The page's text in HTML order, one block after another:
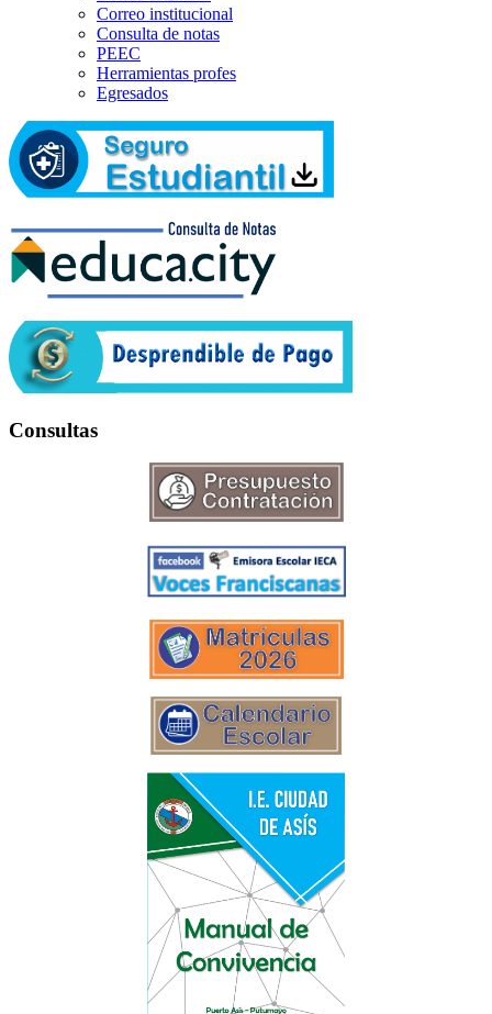
Correo institucional
Consulta de notas
PEEC
Herramientas profes
Egresados
Consultas